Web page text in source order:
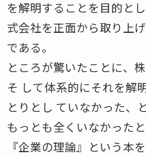
を解明することを目的と
式会社を正面から取り上
である。
ところが驚いたことに、
そ して体系的にそれを解
とりとし ていなかった、
もっとも全くいなかった
『企業の理論』という本